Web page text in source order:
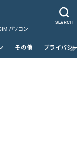
SEARCH
パソコン
その他 プライバシ